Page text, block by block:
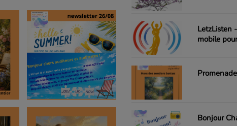
LetzListen
mobile
Bonjour